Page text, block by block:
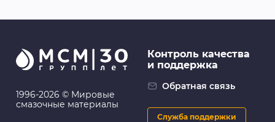
Очистители для рук
1996-2026 © Мировые
смазочные материалы
Контроль качества
и поддержка
Обратная связь
Служба поддержки